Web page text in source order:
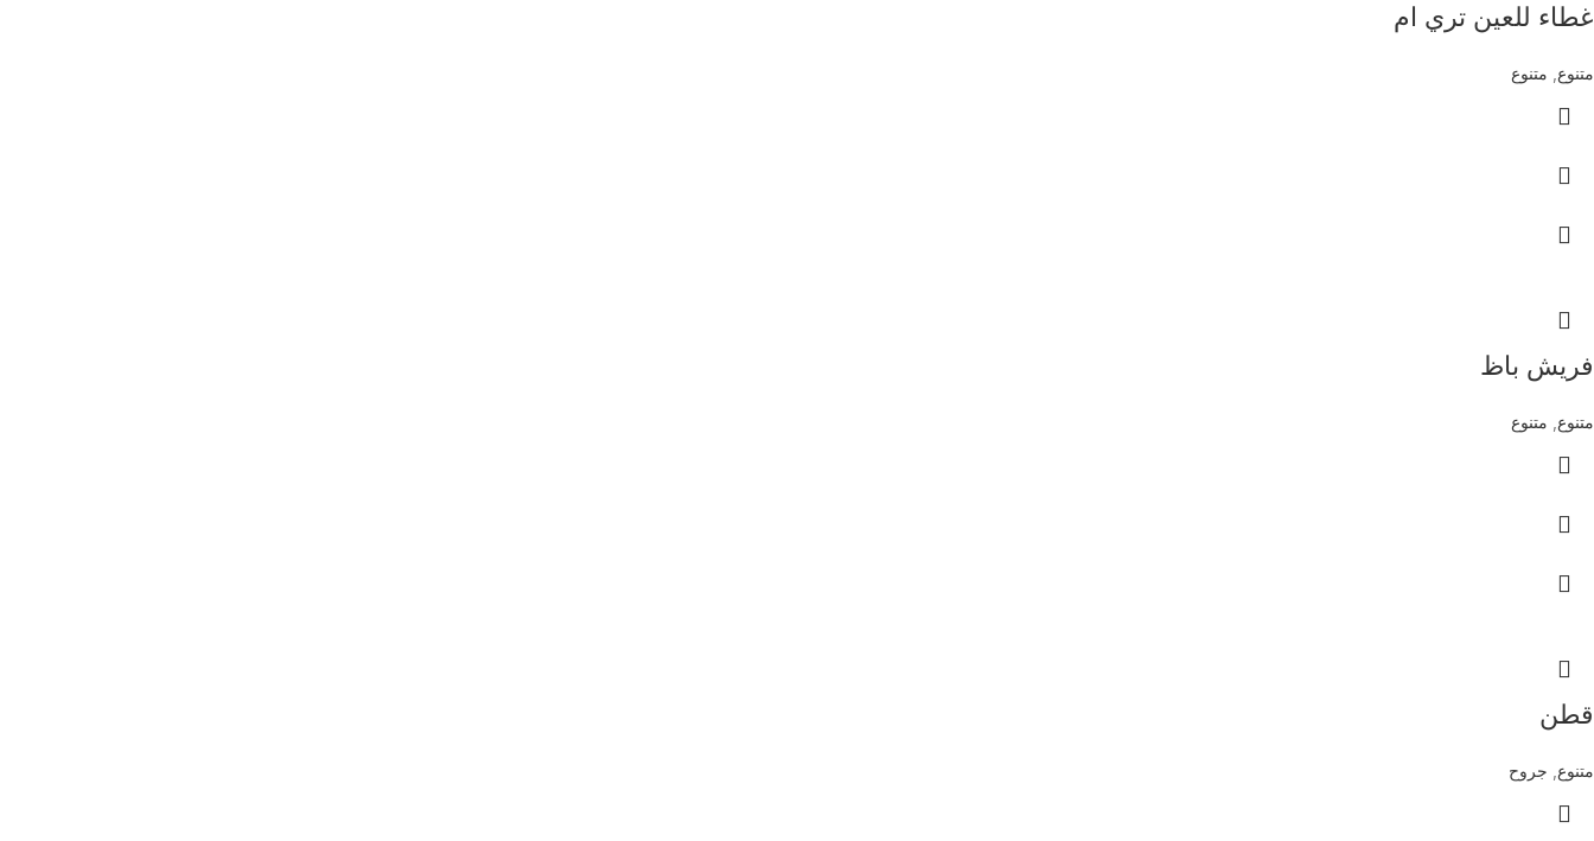
غطاء للعين تري ام
متنوع متنوع
فريش باظ
متنوع متنوع
قطن
متنوع جروح